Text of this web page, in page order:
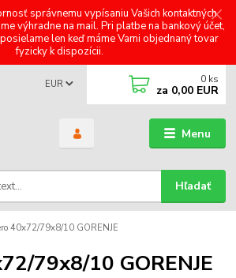
správnemu vypísaniu Vašich kontaktných
výhradne na mail. Pri platbe na bankový účet,
len keď máme Vami objednaný tovar
fyzicky k dispozícii.
Menu
EUR
Hľadať
0 ks
za 0,00 EUR
40x72/79x8/10 GORENJE
79x8/10 GORENJE